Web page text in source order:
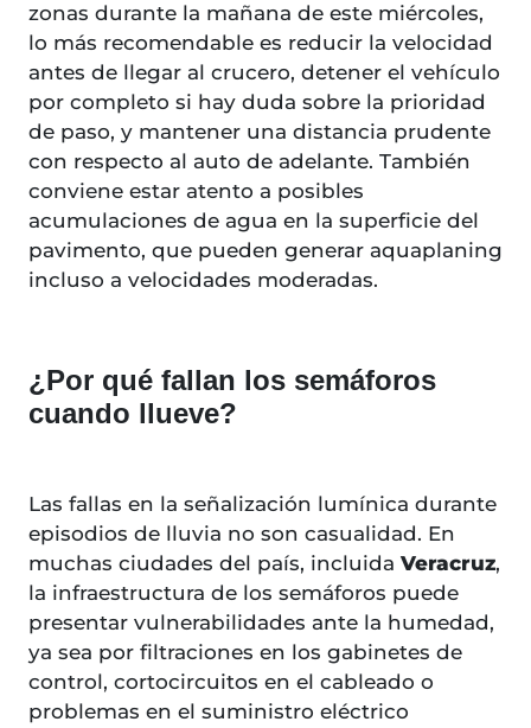
zonas durante la mañana de este miércoles,
lo más recomendable es reducir la velocidad
antes de llegar al crucero, detener el vehículo
por completo si hay duda sobre la prioridad
de paso, y mantener una distancia prudente
con respecto al auto de adelante. También
conviene estar atento a posibles
acumulaciones de agua en la superficie del
pavimento, que pueden generar aquaplaning
incluso a velocidades moderadas.
¿Por qué fallan los semáforos
cuando llueve?
Las fallas en la señalización lumínica durante
episodios de lluvia no son casualidad. En
muchas ciudades del país, incluida Veracruz,
la infraestructura de los semáforos puede
presentar vulnerabilidades ante la humedad,
ya sea por filtraciones en los gabinetes de
control, cortocircuitos en el cableado o
problemas en el suministro eléctrico